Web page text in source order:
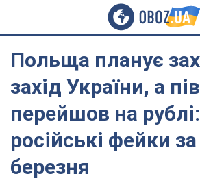
Польща планує
захід України, а
перейшов на
російські фейки
березня